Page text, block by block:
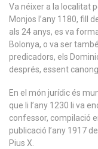
Va néixer a la localitat
Monjos l’any 1180, fill
als 24 anys, es va
Bolonya, o va ser
predicadors, els
després, essent
En el món jurídic és
que li l’any 1230 li va
confessor, compilació
publicació l’any 1917
Pius X.